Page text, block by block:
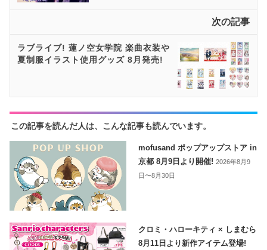
次の記事
ラブライブ! 蓮ノ空⼥学院 楽曲衣装や
夏制服イラスト使用グッズ 8月発売!
この記事を読んだ人は、こんな記事も読んでいます。
mofusand ポップアップストア in
京都 8月9日より開催!2026年8月9
日〜8月30日
クロミ・ハローキティ × しまむら
8月11日より新作アイテム登場!